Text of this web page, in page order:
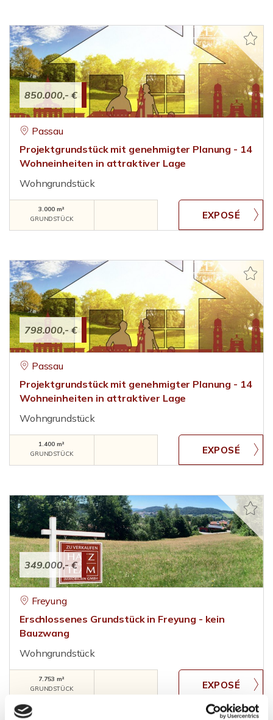
850.000,- €
Passau
Projektgrundstück mit genehmigter Planung - 14
Wohneinheiten in attraktiver Lage
Wohngrundstück
3.000 m²
GRUNDSTÜCK
798.000,- €
Passau
Projektgrundstück mit genehmigter Planung - 14
Wohneinheiten in attraktiver Lage
Wohngrundstück
1.400 m²
GRUNDSTÜCK
349.000,- €
Freyung
Erschlossenes Grundstück in Freyung - kein
Bauzwang
Wohngrundstück
7.753 m²
GRUNDSTÜCK